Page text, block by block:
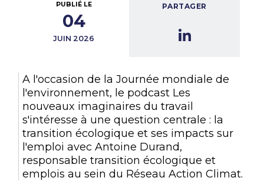
PUBLIÉ LE
04
JUIN 2026
PARTAGER
A l'occasion de la Journée mondiale de
l'environnement, le podcast Les
nouveaux imaginaires du travail
s'intéresse à une question centrale : la
transition écologique et ses impacts sur
l'emploi avec Antoine Durand,
responsable transition écologique et
emplois au sein du Réseau Action Climat.